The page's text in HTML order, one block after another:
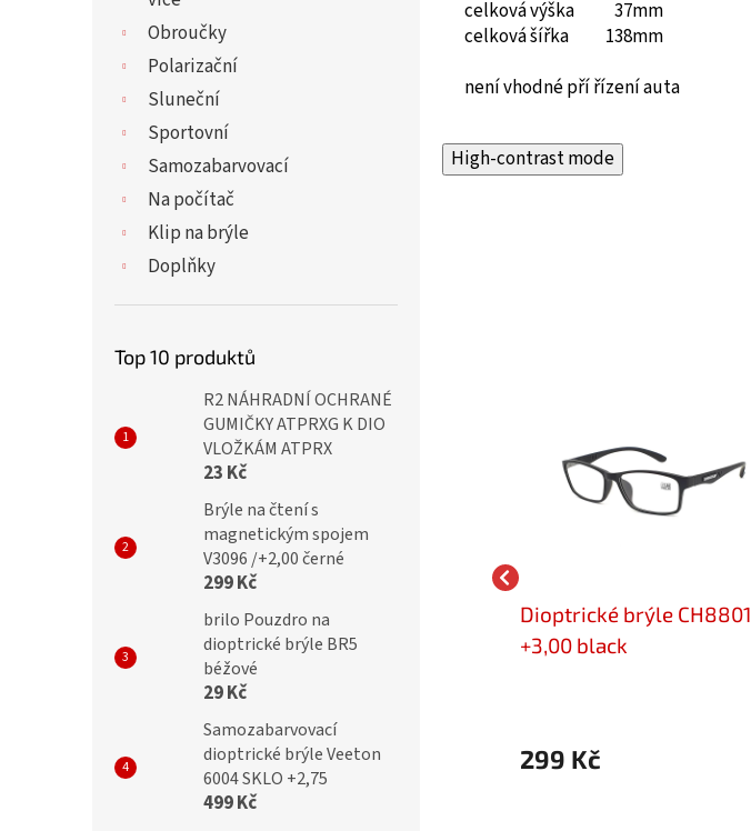
Obroučky
Polarizační
Sluneční
Sportovní
Samozabarvovací
Na počítač
Klip na brýle
Doplňky
Top 10 produktů
R2 NÁHRADNÍ OCHRANÉ
GUMIČKY ATPRXG K DIO
VLOŽKÁM ATPRX
23 Kč
Brýle na čtení s
magnetickým spojem
V3096 /+2,00 černé
299 Kč
brilo Pouzdro na
dioptrické brýle BR5
béžové
29 Kč
Samozabarvovací
dioptrické brýle Veeton
6004 SKLO +2,75
499 Kč
celková výška 37mm
celková šířka 138mm
není vhodné pří řízení auta
High-contrast mode
red flex
IDENTITY Dioptrické brýle
MC2256 +3,00 flex
black/red
299 Kč
Dioptrické brýle CH8801
+3,00 black
299 Kč